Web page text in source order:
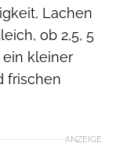
Lachen
ob 2,5, 5
ein kleiner
frischen
ANZEIGE